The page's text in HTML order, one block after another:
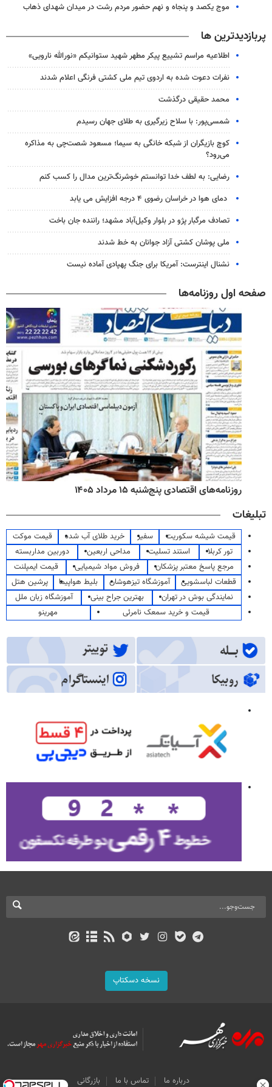
موج یکصد و پنجاه و نهم حضور مردم رشت در میدان شهدای ذهاب
پربازدیدترین ها
اطلاعیه مراسم تشییع پیکر مطهر شهید ستوانیکم «نورالله نارویی»
نفرات دعوت شده به اردوی تیم ملی کشتی فرنگی اعلام شدند
محمد حقیقی درگذشت
شمسی‌پور: با سلاح زیرگیری به طلای جهان رسیدم
کوچ بازیگران از شبکه خانگی به سیما؛ مسعود شصت‌چی به مذاکره
می‌رود؟
رضایی: به لطف خدا توانستم خوشرنگ‌ترین مدال را کسب کنم
دمای هوا در خراسان رضوی ۴ درجه افزایش می یابد
تصادف مرگبار پژو در بلوار وکیل‌آباد مشهد؛ راننده جان باخت
ملی پوشان کشتی آزاد جوانان به خط شدند
نشنال اینترست: آمریکا برای جنگ پهپادی آماده نیست
صفحه اول روزنامه‌ها
روزنامه‌های اقتصادی پنج‌شنبه ۱۵ مرداد ۱۴۰۵
تبلیغات
قیمت شیشه سکوریت سفیر خرید طلای آب شده
قیمت موکت
تور کربلا
استند تسلیت مداحی اربعین
دوربین مداربسته
مرجع پاسخ معتبر پزشکان
فروش مواد شیمیایی
قیمت ایمپلنت
قطعات لباسشویی
آموزشگاه تیزهوشان بلیط هواپیما
پرشین هتل
نمایندگی بوش در تهران
بهترین جراح بینی
آموزشگاه زبان ملل
قیمت و خرید سمعک نامرئی
مهرینو
نسخه دسکتاپ
درباره ما تماس با ما بازرگانی